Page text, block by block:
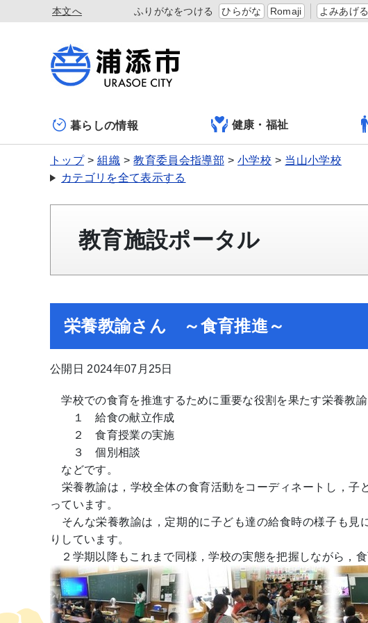
本文へ ふりがなをつける ひらがな Romaji よみあげる
暮らしの情報 健康・福祉
トップ 組織 教育委員会指導部 小学校
当山小学校
カテゴリを全て表示する
教育施設ポータル
栄養教諭さん ～食育推進～
公開日 2024年07月25日
学校での食育を推進するために重要な役割を果たす栄養教諭
１ 給食の献立作成
２ 食育授業の実施
３ 個別相談
などです。
栄養教諭は，学校全体の食育活動をコーディネートし，子
っています。
そんな栄養教諭は，定期的に子ども達の給食時の様子も見
りしています。
２学期以降もこれまで同様，学校の実態を把握しながら，